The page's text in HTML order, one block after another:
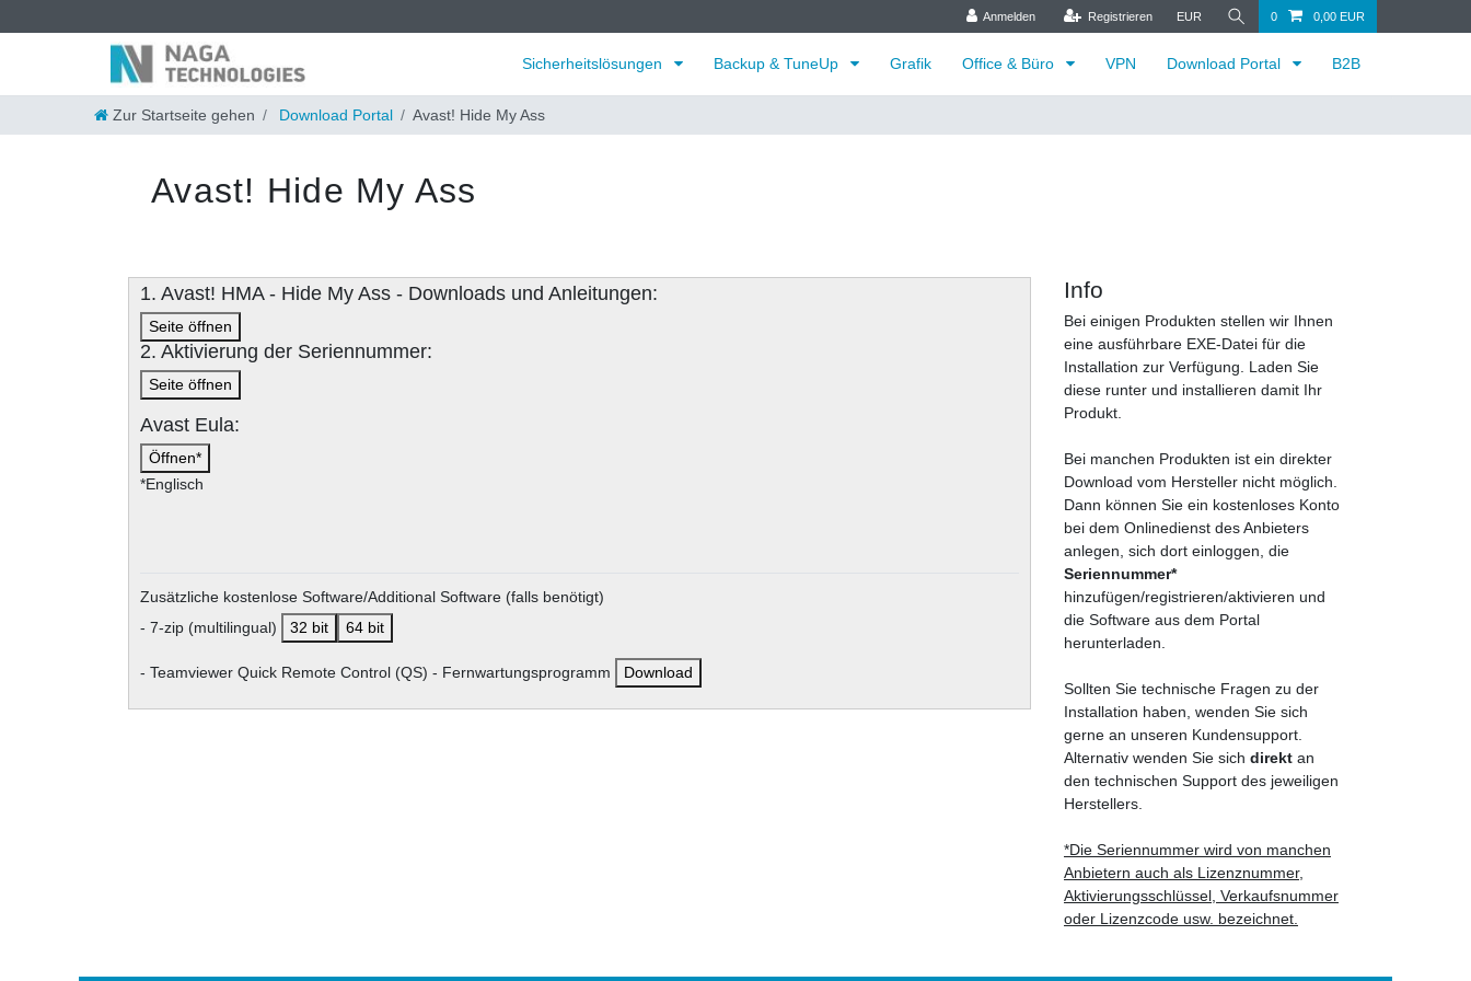
Anmelden Registrieren EUR 0 0,00 EUR
Sicherheitslösungen Backup & TuneUp Grafik Office & Büro VPN Download Portal B2B
Zur Startseite gehen Download Portal Avast! Hide My Ass
Avast! Hide My Ass
1. Avast! HMA - Hide My Ass - Downloads und Anleitungen:
Seite öffnen
2. Aktivierung der Seriennummer:
Seite öffnen
Avast Eula:
Öffnen*
*Englisch
Zusätzliche kostenlose Software/Additional Software (falls benötigt)
- 7-zip (multilingual)
32 bit 64 bit
- Teamviewer Quick Remote Control (QS) - Fernwartungsprogramm Download
Info
Bei einigen Produkten stellen wir Ihnen
eine ausführbare EXE-Datei für die
Installation zur Verfügung. Laden Sie
diese runter und installieren damit Ihr
Produkt.
Bei manchen Produkten ist ein direkter
Download vom Hersteller nicht möglich.
Dann können Sie ein kostenloses Konto
bei dem Onlinedienst des Anbieters
anlegen, sich dort einloggen, die
Seriennummer*
hinzufügen/registrieren/aktivieren und
die Software aus dem Portal
herunterladen.
Sollten Sie technische Fragen zu der
Installation haben, wenden Sie sich
gerne an unseren Kundensupport.
Alternativ wenden Sie sich direkt an
den technischen Support des jeweiligen
Herstellers.
*Die Seriennummer wird von manchen
Anbietern auch als Lizenznummer,
Aktivierungsschlüssel, Verkaufsnummer
oder Lizenzcode usw. bezeichnet.